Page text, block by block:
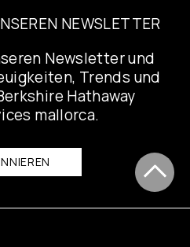
NEWSLETTER
Newsletter und
Trends und
Hathaway
mallorca.